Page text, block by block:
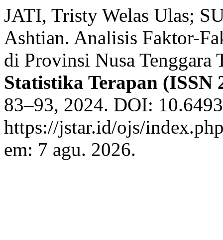
JATI, Tristy Welas Ulas;
Ashtian. Analisis Faktor-
di Provinsi Nusa
Statistika Terapan (ISSN
83–93, 2024. DOI:
https://jstar.id/ojs/
em: 7 agu. 2026.